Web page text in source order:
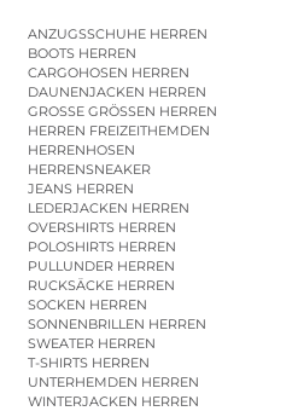
ANZUGSSCHUHE HERREN
BOOTS HERREN
CARGOHOSEN HERREN
DAUNENJACKEN HERREN
GROSSE GRÖSSEN HERREN
HERREN FREIZEITHEMDEN
HERRENHOSEN
HERRENSNEAKER
JEANS HERREN
LEDERJACKEN HERREN
OVERSHIRTS HERREN
POLOSHIRTS HERREN
PULLUNDER HERREN
RUCKSÄCKE HERREN
SOCKEN HERREN
SONNENBRILLEN HERREN
SWEATER HERREN
T-SHIRTS HERREN
UNTERHEMDEN HERREN
WINTERJACKEN HERREN